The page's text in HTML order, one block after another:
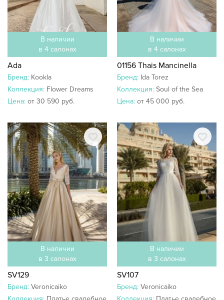
В наличии
в 4 салонах
Ada
Бренд: Kookla
Коллекция: Flower Dreams
Цена: от 30 590 руб.
В наличии
в 4 салонах
01156 Thais Mancinella
Бренд: Ida Torez
Коллекция: Soul of the Sea
Цена: от 45 000 руб.
В наличии
в 3 салонах
SV129
Бренд: Veronicaiko
В наличии
в 3 салонах
SV107
Бренд: Veronicaiko